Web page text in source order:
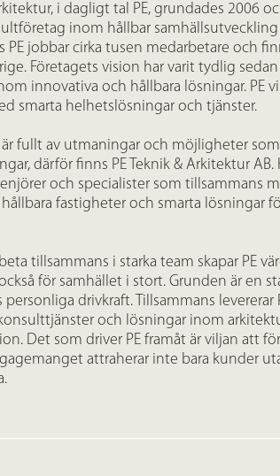
i dagligt tal PE, grundades 2006
inom hållbar
PE jobbar cirka tusen medarbetare och
Företagets vision har varit tydlig
innovativa och hållbara lösningar. PE
smarta helhetslösningar och tjänster.
är fullt av utmaningar och möjligheter
därför finns PE Teknik & Arkitektur
och specialister som tillsammans
fastigheter och smarta lösningar
tillsammans i starka team skapar PE
för samhället i stort. Grunden är en
drivkraft. Tillsammans levererar
och lösningar inom
Det som driver PE framåt är viljan att
attraherar inte bara kunder